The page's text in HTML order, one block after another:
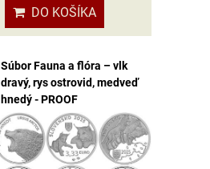
DO KOŠÍKA
Súbor Fauna a flóra – vlk
dravý, rys ostrovid, medveď
hnedý - PROOF